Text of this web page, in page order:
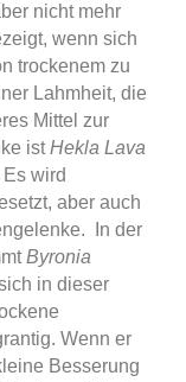
nicht mehr
wenn sich
trockenem zu
Lahmheit, die
Mittel zur
istHekla Lava
wird
aber auch
In der
Byronia
in dieser
Wenn er
Besserung